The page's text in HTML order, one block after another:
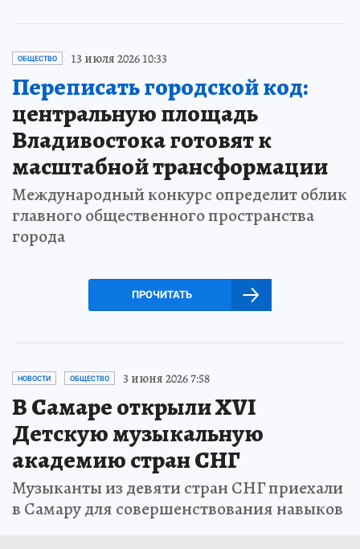
ОБЩЕСТВО 13 июля 2026 10:33
Переписать городской код:
центральную площадь
Владивостока готовят к
масштабной трансформации
Международный конкурс определит облик
главного общественного пространства
города
ПРОЧИТАТЬ
НОВОСТИ ОБЩЕСТВО 3 июня 2026 7:58
В Самаре открыли XVI
Детскую музыкальную
академию стран СНГ
Музыканты из девяти стран СНГ приехали
в Самару для совершенствования навыков